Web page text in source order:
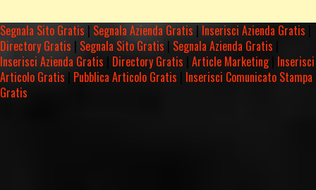
Segnala Sito Gratis | Segnala Azienda Gratis | Inserisci Azienda Gratis
Directory Gratis | Segnala Sito Gratis | Segnala Azienda Gratis
Inserisci Azienda Gratis Directory Gratis Article Marketing| Inserisci
Articolo Gratis | Pubblica Articolo Gratis Inserisci Comunicato Stampa
Gratis